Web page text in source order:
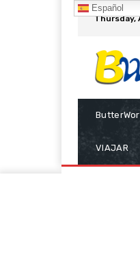
Thursday,
VIAJAR
Español